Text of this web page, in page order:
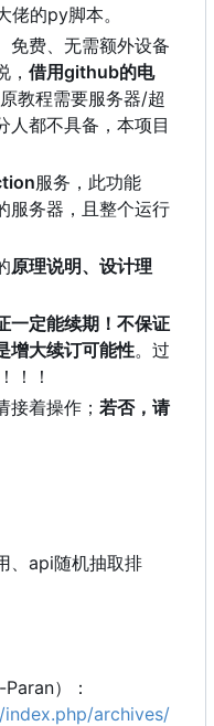
佬的py脚本。
免费、无需额外设备
， 借用github的电
教程需要服务器/超
人都不具备，本项目
服务，此功能
服务器，且整个运行
原理说明、设计理
一定能续期！不保证
增大续订可能性。过
！！
接着操作； 若否，请
、api随机抽取排
）：
archives/